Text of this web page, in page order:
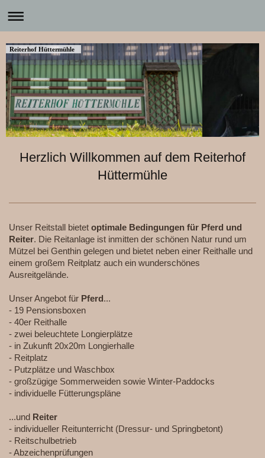
Reiterhof Hüttermühle
Herzlich Willkommen auf dem Reiterhof
Hüttermühle
Unser Reitstall bietet optimale Bedingungen für Pferd und
Reiter. Die Reitanlage ist inmitten der schönen Natur rund um
Mützel bei Genthin gelegen und bietet neben einer Reithalle und
einem großem Reitplatz auch ein wunderschönes
Ausreitgelände.
Unser Angebot für Pferd...
- 19 Pensionsboxen
- 40er Reithalle
- zwei beleuchtete Longierplätze
- in Zukunft 20x20m Longierhalle
- Reitplatz
- Putzplätze und Waschbox
- großzügige Sommerweiden sowie Winter-Paddocks
- individuelle Fütterungspläne
...und Reiter
- individueller Reitunterricht (Dressur- und Springbetont)
- Reitschulbetrieb
- Abzeichenprüfungen